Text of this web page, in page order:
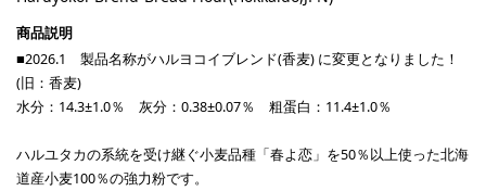
■2026.1 製品名称がハルヨコイブレンド(香麦) に変更となりました！
(旧：香麦)
水分：14.3±1.0％ 灰分：0.38±0.07％ 粗蛋白：11.4±1.0％
ハルユタカの系統を受け継ぐ小麦品種「春よ恋」を50％以上使った北海
道産小麦100％の強力粉です。